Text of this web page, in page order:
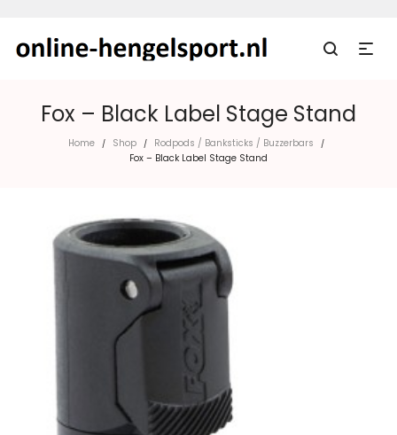
Fox – Black Label Stage Stand
Home / Shop / Rodpods / Banksticks / Buzzerbars /
Fox – Black Label Stage Stand